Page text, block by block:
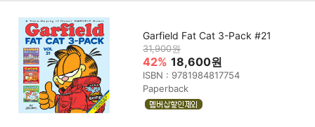
Garfield Fat Cat 3-Pack #21
31,900원
42% 18,600원
ISBN : 9781984817754
Paperback